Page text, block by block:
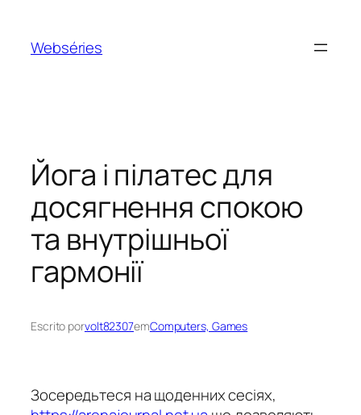
Webséries
Йога і пілатес для
досягнення спокою
та внутрішньої
гармонії
Escrito porvolt82307emComputers, Games
Зосередьтеся на щоденних сесіях,